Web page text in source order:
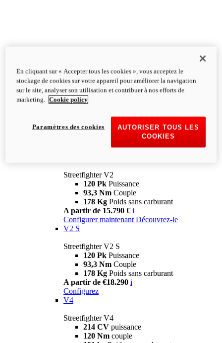
Streetfighter V2
120 Pk Puissance
93,3 Nm Couple
178 Kg Poids sans carburant
A partir de 15.790 € i
Configurer maintenant Découvrez-le
V2 S
Streetfighter V2 S
120 Pk Puissance
93,3 Nm Couple
178 Kg Poids sans carburant
A partir de €18.290 i
Configurez
V4
Streetfighter V4
214 CV puissance
120 Nm couple
En cliquant sur « Accepter tous les cookies », vous acceptez le
stockage de cookies sur votre appareil pour améliorer la navigation
sur le site, analyser son utilisation et contribuer à nos efforts de
marketing.
Cookie policy
AUTORISER TOUS LES
COOKIES
Paramètres des cookies